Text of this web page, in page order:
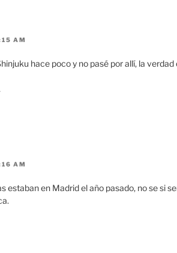
AM
hace poco y no pasé por allí, la
AM
estaban en Madrid el año pasado, no se si